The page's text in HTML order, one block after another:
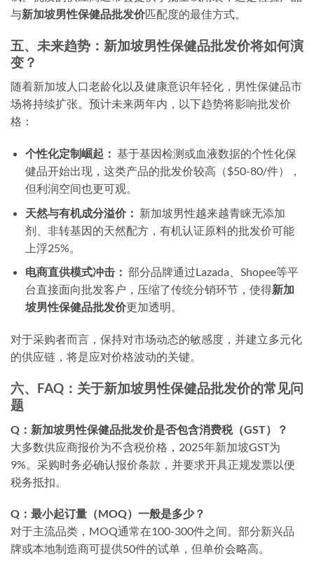
与新加坡男性保健品批发价匹配度的最佳方式。
五、未来趋势：新加坡男性保健品批发价将如何演
变？
随着新加坡人口老龄化以及健康意识年轻化，男性保健品市
场将持续扩张。预计未来两年内，以下趋势将影响批发价
格：
个性化定制崛起： 基于基因检测或血液数据的个性化保
健品开始出现，这类产品的批发价较高（$50-80/件），
但利润空间也更可观。
天然与有机成分溢价： 新加坡男性越来越青睐无添加
剂、非转基因的天然配方，有机认证原料的批发价可能
上浮25%。
电商直供模式冲击： 部分品牌通过Lazada、Shopee等平
台直接面向批发客户，压缩了传统分销环节，使得新加
坡男性保健品批发价更加透明。
对于采购者而言，保持对市场动态的敏感度，并建立多元化
的供应链，将是应对价格波动的关键。
六、FAQ：关于新加坡男性保健品批发价的常见问
题
Q：新加坡男性保健品批发价是否包含消费税（GST）？
大多数供应商报价为不含税价格，2025年新加坡GST为
9%。采购时务必确认报价条款，并要求开具正规发票以便
税务抵扣。
Q：最小起订量（MOQ）一般是多少？
对于主流品类，MOQ通常在100-300件之间。部分新兴品
牌或本地制造商可提供50件的试单，但单价会略高。